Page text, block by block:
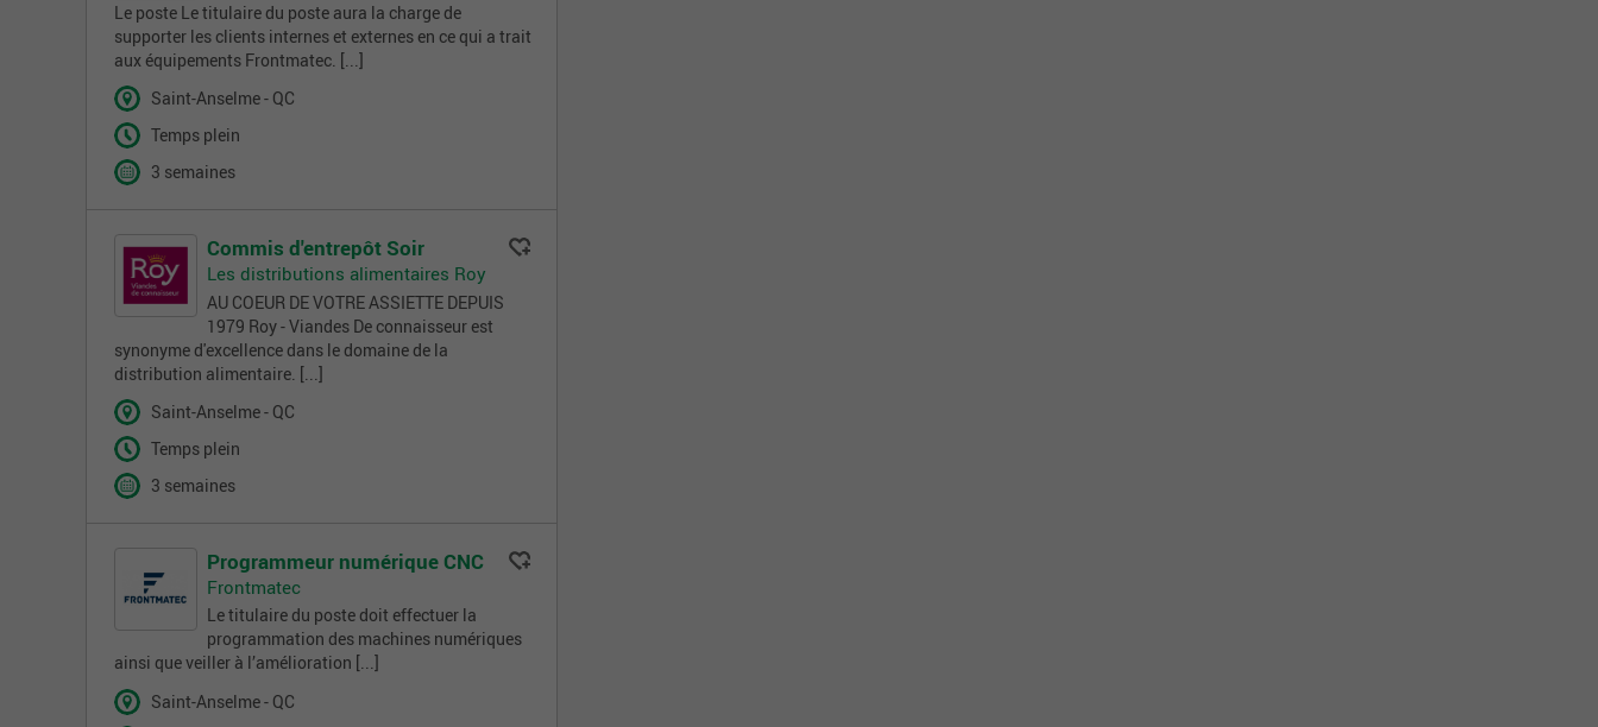
Le poste Le titulaire du poste aura la charge de
supporter les clients internes et externes en ce qui a trait
aux équipements Frontmatec. [...]
Saint-Anselme - QC
Temps plein
3 semaines
Commis d'entrepôt Soir
Les distributions alimentaires Roy
AU COEUR DE VOTRE ASSIETTE DEPUIS
1979 Roy - Viandes De connaisseur est
synonyme d'excellence dans le domaine de la
distribution alimentaire. [...]
Saint-Anselme - QC
Temps plein
3 semaines
Programmeur numérique CNC
Frontmatec
Le titulaire du poste doit effectuer la
programmation des machines numériques
ainsi que veiller à l’amélioration [...]
Saint-Anselme - QC